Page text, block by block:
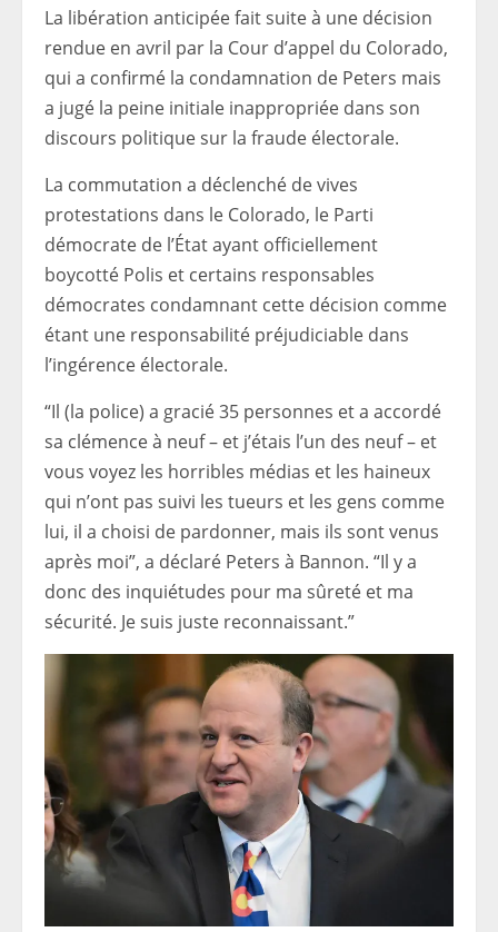
La libération anticipée fait suite à une décision
rendue en avril par la Cour d’appel du Colorado,
qui a confirmé la condamnation de Peters mais
a jugé la peine initiale inappropriée dans son
discours politique sur la fraude électorale.
La commutation a déclenché de vives
protestations dans le Colorado, le Parti
démocrate de l’État ayant officiellement
boycotté Polis et certains responsables
démocrates condamnant cette décision comme
étant une responsabilité préjudiciable dans
l’ingérence électorale.
“Il (la police) a gracié 35 personnes et a accordé
sa clémence à neuf – et j’étais l’un des neuf – et
vous voyez les horribles médias et les haineux
qui n’ont pas suivi les tueurs et les gens comme
lui, il a choisi de pardonner, mais ils sont venus
après moi”, a déclaré Peters à Bannon. “Il y a
donc des inquiétudes pour ma sûreté et ma
sécurité. Je suis juste reconnaissant.”